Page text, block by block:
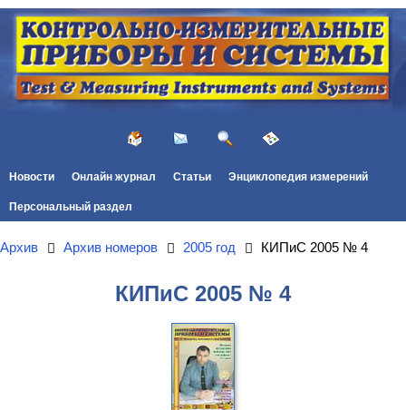
Новости Онлайн журнал Статьи Энциклопедия измерений
Персональный раздел
Архив Архив номеров 2005 год КИПиС 2005 № 4
КИПиС 2005 № 4